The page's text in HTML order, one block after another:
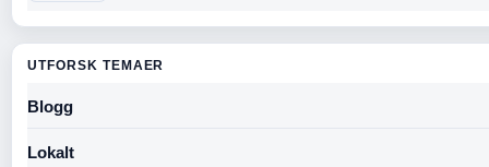
UTFORSK TEMAER
Blogg
Lokalt